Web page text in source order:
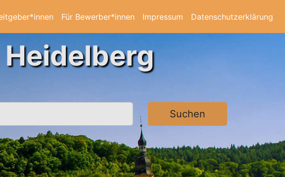
Für Bewerber*innen Impressum Datenschutzerklärung
Suchen